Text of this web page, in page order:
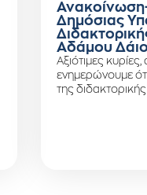
Δημόσιας
Αδάμου
Αξιότιμες κυρίες,
ενημερώνουμε
της διδακτορικής